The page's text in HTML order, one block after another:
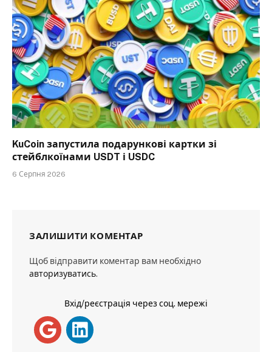
KuCoin запустила подарункові картки зі
стейблкоїнами USDT і USDC
6 Серпня 2026
ЗАЛИШИТИ КОМЕНТАР
Щоб відправити коментар вам необхідно
авторизуватись.
Вхід/реєстрація через соц. мережі